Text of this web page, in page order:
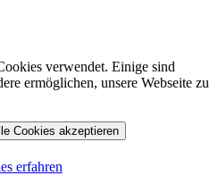
verwendet. Einige sind
ermöglichen, unsere Webseite zu
Cookies akzeptieren
erfahren